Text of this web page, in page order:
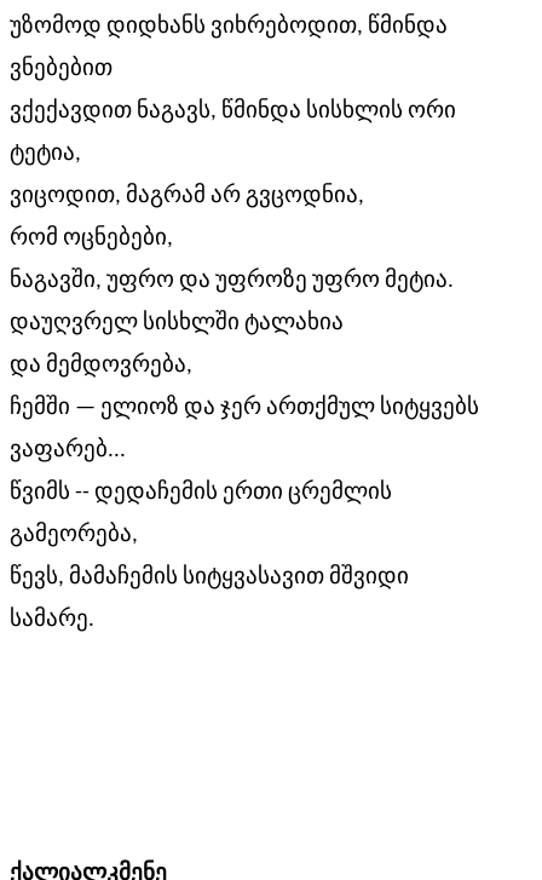
უზომოდ დიდხანს ვიხრებოდით, წმინდა
ვნებებით
ვქექავდით ნაგავს, წმინდა სისხლის ორი
ტეტია,
ვიცოდით, მაგრამ არ გვცოდნია,
რომ ოცნებები,
ნაგავში, უფრო და უფროზე უფრო მეტია.
დაუღვრელ სისხლში ტალახია
და მემდოვრება,
ჩემში — ელიოზ და ჯერ ართქმულ სიტყვებს
ვაფარებ...
წვიმს -- დედაჩემის ერთი ცრემლის
გამეორება,
წევს, მამაჩემის სიტყვასავით მშვიდი
სამარე.
ქალიალკმენე